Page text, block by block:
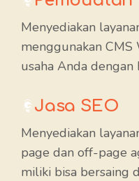
Menyediakan
menggunakan
usaha Anda
Jasa SEO
Menyediakan
page dan off-page
miliki bisa bersaing